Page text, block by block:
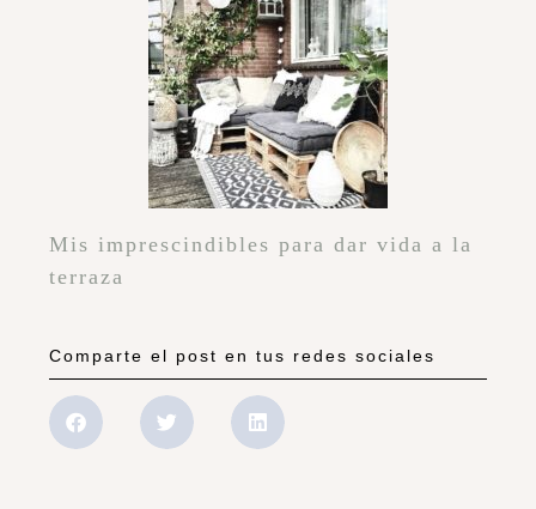
Mis imprescindibles para dar vida a la
terraza
Comparte el post en tus redes sociales